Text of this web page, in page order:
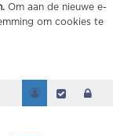
Om aan de nieuwe e-
om cookies te